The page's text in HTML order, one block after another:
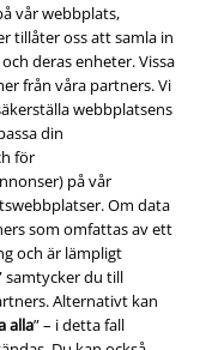
vår webbplats,
tillåter oss att samla in
deras enheter. Vissa
från våra partners. Vi
webbplatsens
din
för
på vår
Om data
som omfattas av ett
och är lämpligt
samtycker du till
Alternativt kan
alla” – i detta fall